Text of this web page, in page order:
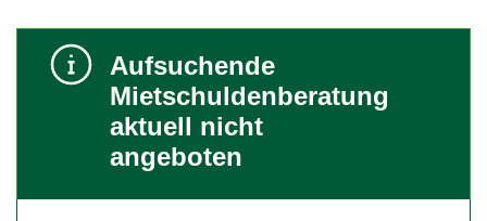
Aufsuchende
Mietschuldenberatung
aktuell nicht
angeboten